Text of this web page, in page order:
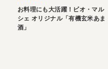
お料理にも大活躍！ビオ・マル
シェ オリジナル「有機玄米あま
酒」